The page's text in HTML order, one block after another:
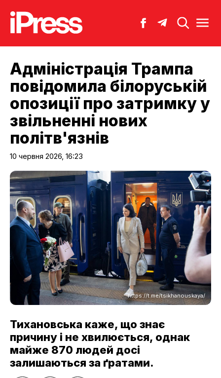
Адміністрація Трампа
повідомила білоруській
опозиції про затримку у
звільненні нових
політв'язнів
10 червня 2026, 16:23
https://t.me/tsikhanouskaya/
Тихановська каже, що знає
причину і не хвилюється, однак
майже 870 людей досі
залишаються за ґратами.